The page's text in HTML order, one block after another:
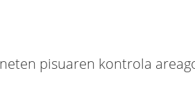
pisuaren kontrola